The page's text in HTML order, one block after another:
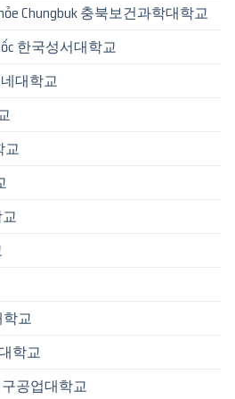
Chungbuk 충북보건과학대학교
한국성서대학교
대학교
교
학교
학교
구공업대학교